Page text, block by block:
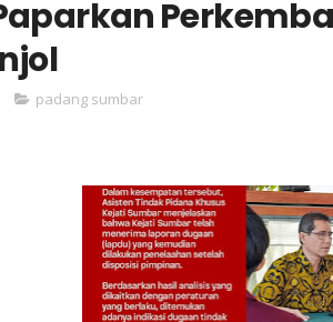
padang sumbar